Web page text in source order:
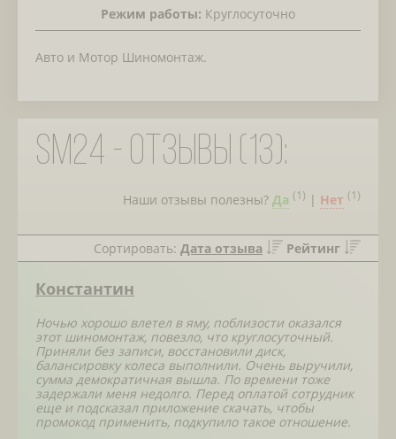
Режим работы: Круглосуточно
Авто и Мотор Шиномонтаж.
SM24 - отзывы (13):
Наши отзывы полезны? Да (1) | Нет (1)
Сортировать: Дата отзыва Рейтинг
Константин
Ночью хорошо влетел в яму, поблизости оказался
этот шиномонтаж, повезло, что круглосуточный.
Приняли без записи, восстановили диск,
балансировку колеса выполнили. Очень выручили,
сумма демократичная вышла. По времени тоже
задержали меня недолго. Перед оплатой сотрудник
еще и подсказал приложение скачать, чтобы
промокод применить, подкупило такое отношение.